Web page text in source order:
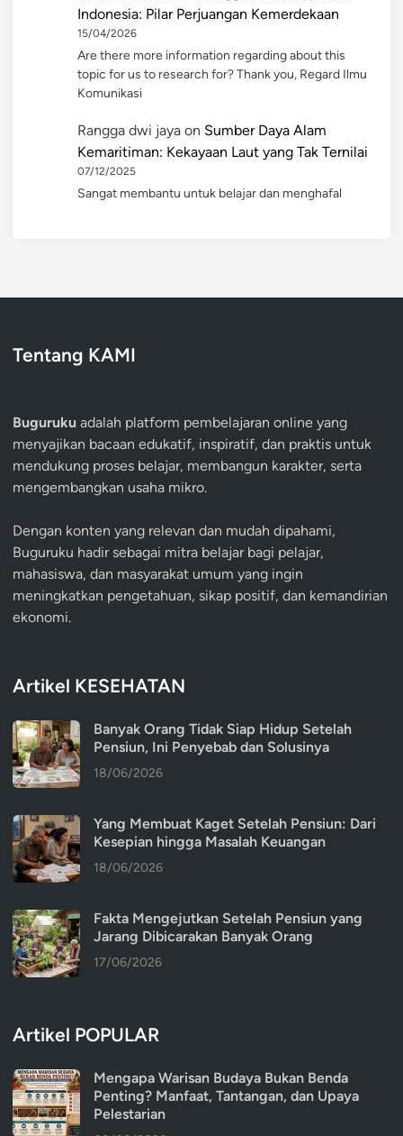
Indonesia: Pilar Perjuangan Kemerdekaan
15/04/2026
Are there more information regarding about this
topic for us to research for? Thank you, Regard Ilmu
Komunikasi
Rangga dwi jaya on Sumber Daya Alam
Kemaritiman: Kekayaan Laut yang Tak Ternilai
07/12/2025
Sangat membantu untuk belajar dan menghafal
Tentang KAMI
Buguruku adalah platform pembelajaran online yang
menyajikan bacaan edukatif, inspiratif, dan praktis untuk
mendukung proses belajar, membangun karakter, serta
mengembangkan usaha mikro.
Dengan konten yang relevan dan mudah dipahami,
Buguruku hadir sebagai mitra belajar bagi pelajar,
mahasiswa, dan masyarakat umum yang ingin
meningkatkan pengetahuan, sikap positif, dan kemandirian
ekonomi.
Artikel KESEHATAN
Banyak Orang Tidak Siap Hidup Setelah
Pensiun, Ini Penyebab dan Solusinya
18/06/2026
Yang Membuat Kaget Setelah Pensiun: Dari
Kesepian hingga Masalah Keuangan
18/06/2026
Fakta Mengejutkan Setelah Pensiun yang
Jarang Dibicarakan Banyak Orang
17/06/2026
Artikel POPULAR
Mengapa Warisan Budaya Bukan Benda
Penting? Manfaat, Tantangan, dan Upaya
Pelestarian